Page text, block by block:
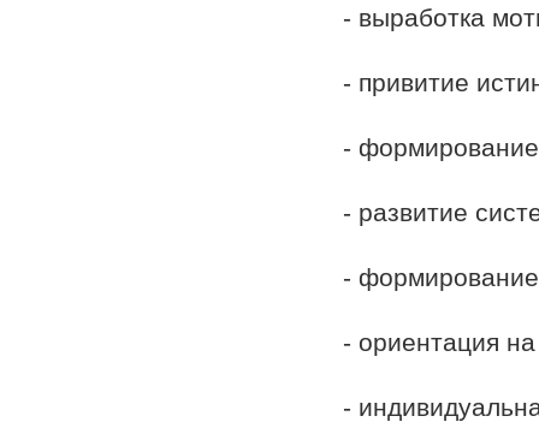
- выработка
- привитие
-
- развитие
-
- ориентация
-